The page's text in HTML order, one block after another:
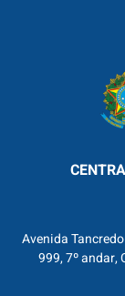
Avenida
999, 7º andar,